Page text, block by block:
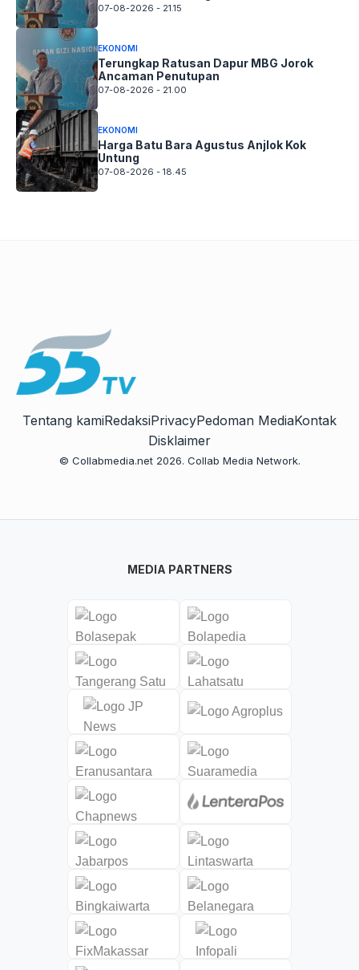
07-08-2026 - 21.15
EKONOMI
Terungkap Ratusan Dapur MBG Jorok
Ancaman Penutupan
07-08-2026 - 21.00
EKONOMI
Harga Batu Bara Agustus Anjlok Kok
Untung
07-08-2026 - 18.45
Tentang kamiRedaksiPrivacyPedoman MediaKontak
Disklaimer
© Collabmedia.net 2026. Collab Media Network.
MEDIA PARTNERS